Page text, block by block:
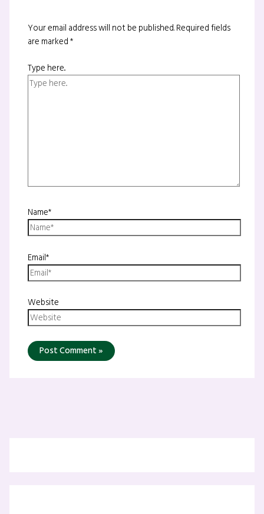
Your email address will not be published.Required fields
are marked*
Type here..
Name*
Email*
Website